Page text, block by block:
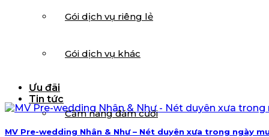
Gói dịch vụ riêng lẻ
Gói dịch vụ khác
Ưu đãi
Tin tức
Cẩm nang đám cưới
MV Pre-wedding Nhân & Như – Nét duyên xưa trong ngày